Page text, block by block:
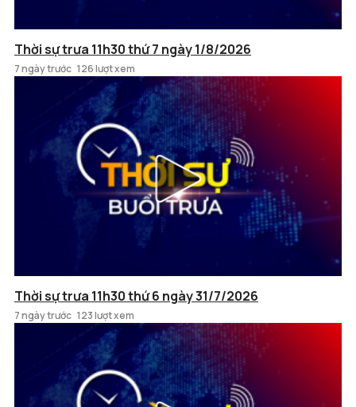
Thời sự trưa 11h30 thứ 7 ngày 1/8/2026
7 ngày trước 126 lượt xem
Thời sự trưa 11h30 thứ 6 ngày 31/7/2026
7 ngày trước 123 lượt xem